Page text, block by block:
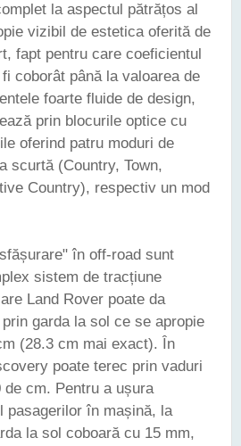
la aspectul pătrățos al
vizibil de estetica oferită de
fapt pentru care coeficientul
coborât până la valoarea de
foarte fluide de design,
prin blocurile optice cu
oferind patru moduri de
scurtă (Country, Town,
Country), respectiv un mod
în off-road sunt
sistem de tracțiune
Land Rover poate da
garda la sol ce se apropie
(28.3 cm mai exact). În
poate terec prin vaduri
de cm. Pentru a ușura
pasagerilor în mașină, la
la sol coboară cu 15 mm,